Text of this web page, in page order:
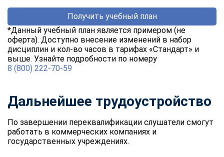
Получить учебный план
*Данный учебный план является примером (не
оферта). Доступно внесение изменений в набор
дисциплин и кол-во часов в тарифах «Стандарт» и
выше. Узнайте подробности по номеру
8 (800) 222-70-59
Дальнейшее трудоустройство
По завершении переквалификации слушатели смогут
работать в коммерческих компаниях и
государственных учреждениях.